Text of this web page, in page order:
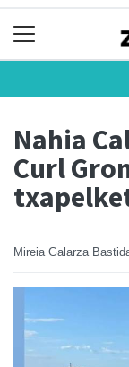
Nahia
Curl
Mireia Galarza